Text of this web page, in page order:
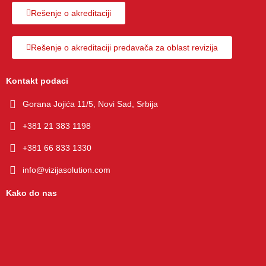
а коју
ћемо
Rešenje o akreditaciji
Rešenje o akreditaciji predavača za oblast revizija
Kontakt podaci
Gorana Jojića 11/5, Novi Sad, Srbija
+381 21 383 1198
+381 66 833 1330
info@vizijasolution.com
Kako do nas